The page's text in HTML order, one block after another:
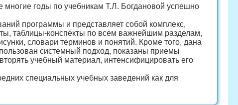
годы по учебникам Т.Л. Богдановой успешно
программы и представляет собой комплекс,
таблицы-конспекты по всем важнейшим разделам,
словари терминов и понятий. Кроме того, дана
системный подход, показаны приемы
учебный материал, интенсифицировать его
специальных учебных заведений как для